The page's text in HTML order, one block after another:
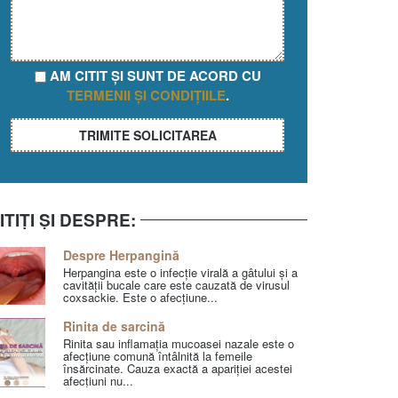
AM CITIT ȘI SUNT DE ACORD CU
TERMENII ȘI CONDIȚIILE.
ȘI DESPRE:
Despre Herpangină
Herpangina este o infecție virală a gâtului și a
cavității bucale care este cauzată de virusul
coxsackie. Este o afecțiune...
Rinita de sarcină
Rinita sau inflamația mucoasei nazale este o
afecțiune comună întâlnită la femeile
însărcinate. Cauza exactă a apariției acestei
afecțiuni nu...